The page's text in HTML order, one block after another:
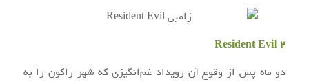
Resident Evil 2
دو ماه پس از وقوع آن رویداد غم‌انگیزی که شهر راکون را به